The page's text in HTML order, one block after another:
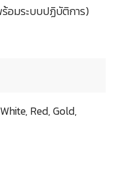
อมระบบปฏิบัติการ)
Red, Gold,